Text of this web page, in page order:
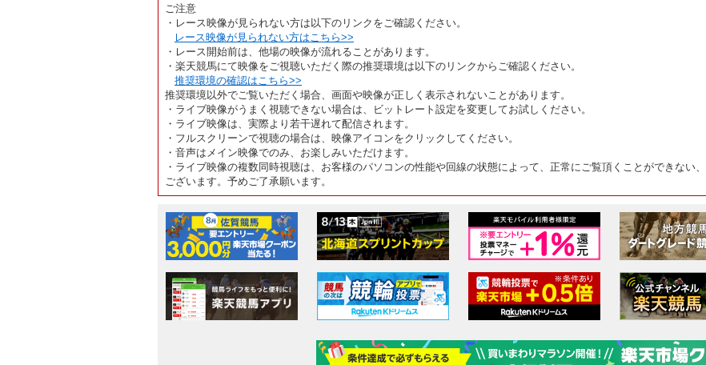
ご注意
・レース映像が見られない方は以下のリンクをご確認ください。
レース映像が見られない方はこちら>>
・レース開始前は、他場の映像が流れることがあります。
・楽天競馬にて映像をご視聴いただく際の推奨環境は以下のリンクからご確認ください。
推奨環境の確認はこちら>>
推奨環境以外でご覧いただく場合、画面や映像が正しく表示されないことがあります。
・ライブ映像がうまく視聴できない場合は、ビットレート設定を変更してお試しください。
・ライブ映像は、実際より若干遅れて配信されます。
・フルスクリーンで視聴の場合は、映像アイコンをクリックしてください。
・音声はメイン映像でのみ、お楽しみいただけます。
・ライブ映像の複数同時視聴は、お客様のパソコンの性能や回線の状態によって、正常にご覧頂くことができない
ございます。予めご了承願います。